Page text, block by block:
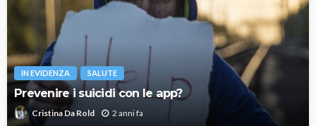
IN EVIDENZA SALUTE
Prevenire i suicidi con le app?
Cristina Da Rold 2 anni fa